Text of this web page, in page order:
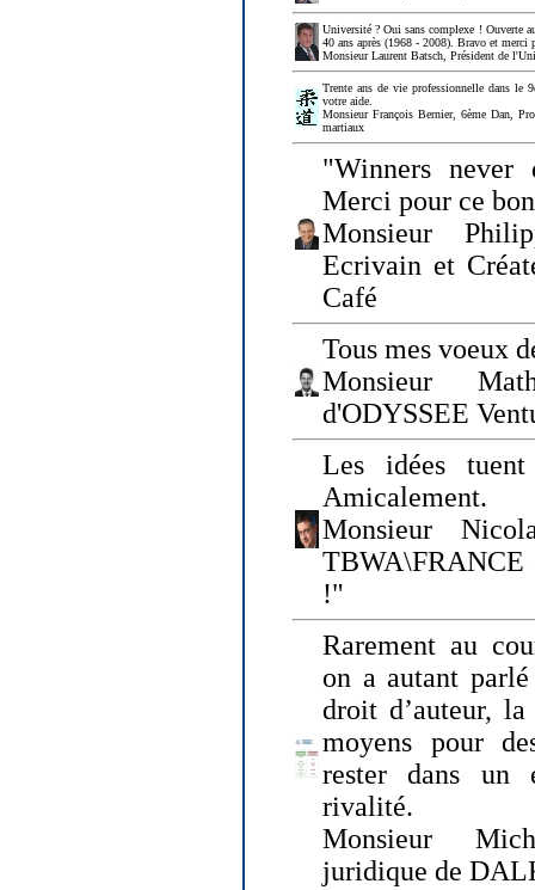
Université ? Oui sans complexe ! Ouverte
40 ans après (1968 - 2008). Bravo et merci
Monsieur Laurent Batsch, Président de
Trente ans de vie professionnelle dans le
votre aide.
Monsieur François Bernier, 6ème Dan,
martiaux
"Winners
Merci pour ce
Monsieur
Ecrivain et
Café
Tous mes voeux
Monsieur
d'ODYSSEE
Les idées
Amicalement.
Monsieur
TBWA\FRANCE
!"
Rarement au
on a autant
droit d’auteur,
moyens pour
rester dans un
rivalité.
Monsieur
juridique de